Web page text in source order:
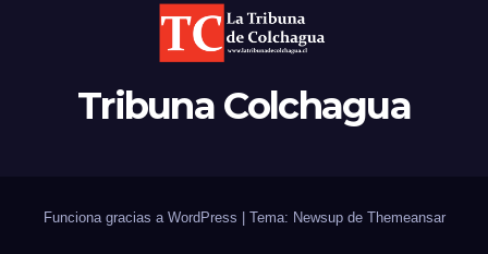
Tribuna Colchagua
Funciona gracias a WordPress Tema: Newsup de Themeansar